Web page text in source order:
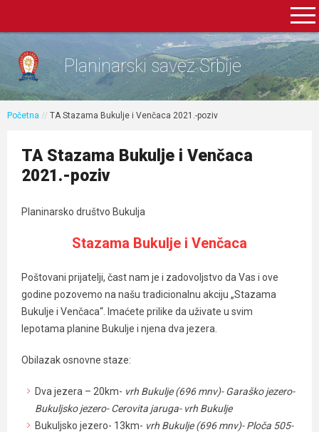
Planinarski savez Srbije
Početna // TA Stazama Bukulje i Venčaca 2021.-poziv
TA Stazama Bukulje i Venčaca
2021.-poziv
Planinarsko društvo Bukulja
Stazama Bukulje i Venčaca
Poštovani prijatelji, čast nam je i zadovoljstvo da Vas i ove
godine pozovemo na našu tradicionalnu akciju „Stazama
Bukulje i Venčaca“. Imaćete prilike da uživate u svim
lepotama planine Bukulje i njena dva jezera.
Obilazak osnovne staze:
Dva jezera – 20km- vrh Bukulje (696 mnv)- Garaško jezero-
Bukuljsko jezero- Cerovita jaruga- vrh Bukulje
Bukuljsko jezero- 13km- vrh Bukulje (696 mnv)- Ploča 505-